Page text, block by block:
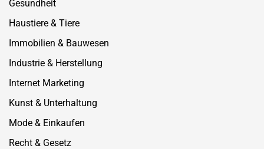
Gesundheit
Haustiere & Tiere
Immobilien & Bauwesen
Industrie & Herstellung
Internet Marketing
Kunst & Unterhaltung
Mode & Einkaufen
Recht & Gesetz